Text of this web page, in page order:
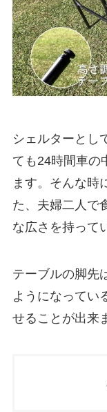
シェルターとし
ても24時間車の
ます。そんな時
た、夫婦二人で
な広さを持って
テーブルの脚先
ようになってい
せることが出来